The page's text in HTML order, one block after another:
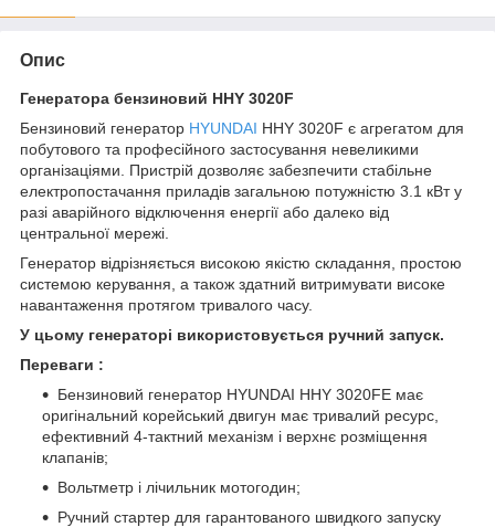
Опис
Генератора бензиновий HHY 3020F
Бензиновий генератор HYUNDAI HHY 3020F є агрегатом для
побутового та професійного застосування невеликими
організаціями. Пристрій дозволяє забезпечити стабільне
електропостачання приладів загальною потужністю 3.1 кВт у
разі аварійного відключення енергії або далеко від
центральної мережі.
Генератор відрізняється високою якістю складання, простою
системою керування, а також здатний витримувати високе
навантаження протягом тривалого часу.
У цьому генераторі використовується ручний запуск.
Переваги :
Бензиновий генератор HYUNDAI HHY 3020FE має
оригінальний корейський двигун має тривалий ресурс,
ефективний 4-тактний механізм і верхнє розміщення
клапанів;
Вольтметр і лічильник мотогодин;
Ручний стартер для гарантованого швидкого запуску